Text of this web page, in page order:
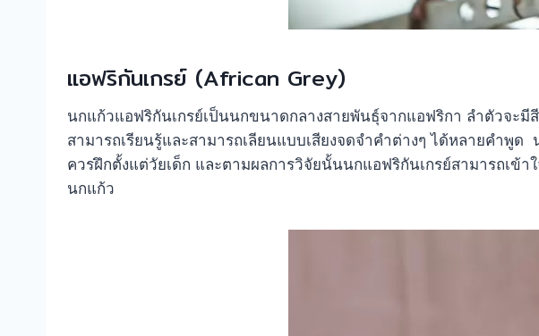
แอฟริกันเกรย์ (African Grey)
นกแก้วแอฟริกันเกรย์เป็นนกขนาดกลางสายพันธุ์จากแอฟริกา ลำตัวจะ
สามารถเรียนรู้และสามารถเลียนแบบเสียงจดจำคำต่างๆ ได้หลายคำพู
ควรฝึกตั้งแต่วัยเด็ก และตามผลการวิจัยนั้นนกแอฟริกันเกรย์สามารถเ
นกแก้ว